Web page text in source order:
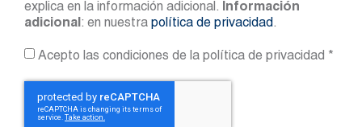
explica en la información adicional. Información
adicional: en nuestra política de privacidad.
Acepto las condiciones de la política de privacidad *